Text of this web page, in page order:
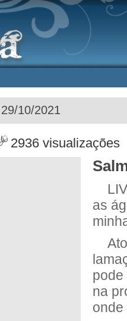
10/2021
2936 visualizações
as
pode
na
onde